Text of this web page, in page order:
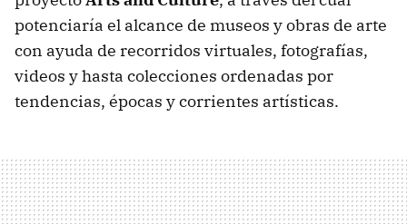
potenciaría el alcance de museos y obras de arte
con ayuda de recorridos virtuales, fotografías,
videos y hasta colecciones ordenadas por
tendencias, épocas y corrientes artísticas.